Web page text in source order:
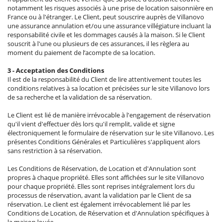
notamment les risques associés à une prise de location saisonnière en
France ou à l'étranger. Le Client, peut souscrire auprès de Villanovo
une assurance annulation et/ou une assurance villégiature incluant la
responsabilité civile et les dommages causés à la maison. Si le Client
souscrit à l'une ou plusieurs de ces assurances, il les règlera au
moment du paiement de l’acompte de sa location.
3 - Acceptation des Conditions
Il est de la responsabilité du Client de lire attentivement toutes les
conditions relatives à sa location et précisées sur le site Villanovo lors
de sa recherche et la validation de sa réservation.
Le Client est lié de manière irrévocable à l'engagement de réservation
qu'il vient d'effectuer dès lors qu'il remplit, valide et signe
électroniquement le formulaire de réservation sur le site Villanovo. Les
présentes Conditions Générales et Particulières s'appliquent alors
sans restriction à sa réservation.
Les Conditions de Réservation, de Location et d'Annulation sont
propres à chaque propriété. Elles sont affichées sur le site Villanovo
pour chaque propriété. Elles sont reprises intégralement lors du
processus de réservation, avant la validation par le Client de sa
réservation. Le client est également irrévocablement lié par les
Conditions de Location, de Réservation et d'Annulation spécifiques à